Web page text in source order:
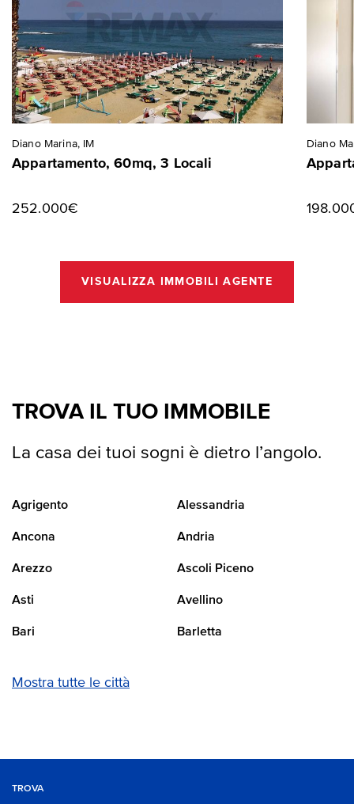
Diano Marina, IM
Appartamento, 60mq, 3 Locali
252.000€
Diano
VISUALIZZA IMMOBILI AGENTE
TROVA IL TUO IMMOBILE
La casa dei tuoi sogni è dietro l’angolo.
Agrigento Alessandria
Ancona Andria
Arezzo Ascoli Piceno
Asti Avellino
Bari Barletta
Mostra tutte le città
TROVA